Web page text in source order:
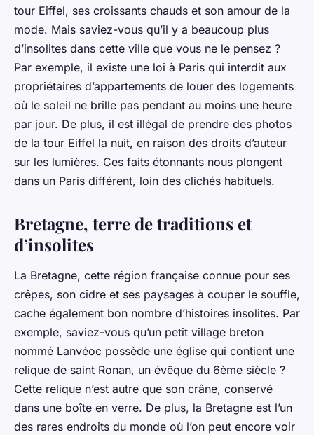
tour Eiffel, ses croissants chauds et son amour de la
mode. Mais saviez-vous qu’il y a beaucoup plus
d’insolites dans cette ville que vous ne le pensez ?
Par exemple, il existe une loi à Paris qui interdit aux
propriétaires d’appartements de louer des logements
où le soleil ne brille pas pendant au moins une heure
par jour. De plus, il est illégal de prendre des photos
de la tour Eiffel la nuit, en raison des droits d’auteur
sur les lumières. Ces faits étonnants nous plongent
dans un Paris différent, loin des clichés habituels.
Bretagne, terre de traditions et
d’insolites
La Bretagne, cette région française connue pour ses
crêpes, son cidre et ses paysages à couper le souffle,
cache également bon nombre d’histoires insolites. Par
exemple, saviez-vous qu’un petit village breton
nommé Lanvéoc possède une église qui contient une
relique de saint Ronan, un évêque du 6ème siècle ?
Cette relique n’est autre que son crâne, conservé
dans une boîte en verre. De plus, la Bretagne est l’un
des rares endroits du monde où l’on peut encore voir